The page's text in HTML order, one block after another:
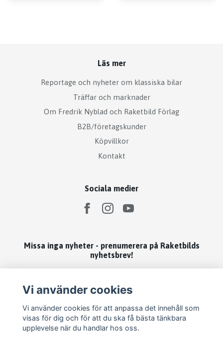
Läs mer
Reportage och nyheter om klassiska bilar
Träffar och marknader
Om Fredrik Nyblad och Raketbild Förlag
B2B/företagskunder
Köpvillkor
Kontakt
Sociala medier
Missa inga nyheter - prenumerera på Raketbilds
nyhetsbrev!
Vi använder cookies
Vi använder cookies för att anpassa det innehåll som
visas för dig och för att du ska få bästa tänkbara
upplevelse när du handlar hos oss.